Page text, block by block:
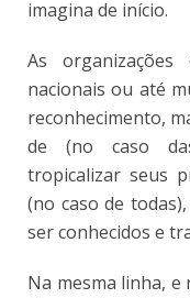
imagina de início.
As
nacionais ou até
reconhecimento,
de (no caso
tropicalizar seus
(no caso de
ser conhecidos e
Na mesma linha,